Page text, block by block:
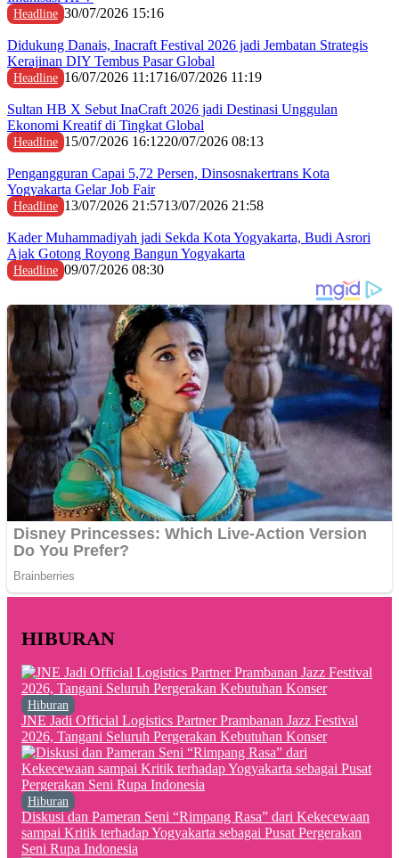
Headline 30/07/2026 15:16
Didukung Danais, Inacraft Festival 2026 jadi Jembatan Strategis
Kerajinan DIY Tembus Pasar Global
Headline 16/07/2026 11:1716/07/2026 11:19
Sultan HB X Sebut InaCraft 2026 jadi Destinasi Unggulan
Ekonomi Kreatif di Tingkat Global
Headline 15/07/2026 16:1220/07/2026 08:13
Pengangguran Capai 5,72 Persen, Dinsosnakertrans Kota
Yogyakarta Gelar Job Fair
Headline 13/07/2026 21:5713/07/2026 21:58
Kader Muhammadiyah jadi Sekda Kota Yogyakarta, Budi Asrori
Ajak Gotong Royong Bangun Yogyakarta
Headline 09/07/2026 08:30
HIBURAN
Hiburan
JNE Jadi Official Logistics Partner Prambanan Jazz Festival
2026, Tangani Seluruh Pergerakan Kebutuhan Konser
Hiburan
Diskusi dan Pameran Seni “Rimpang Rasa” dari Kekecewaan
sampai Kritik terhadap Yogyakarta sebagai Pusat Pergerakan
Seni Rupa Indonesia